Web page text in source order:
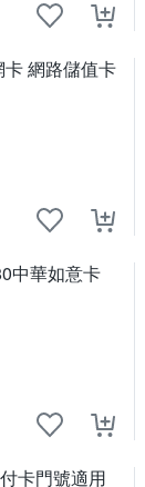
網路儲值卡
中華如意卡
卡門號適用